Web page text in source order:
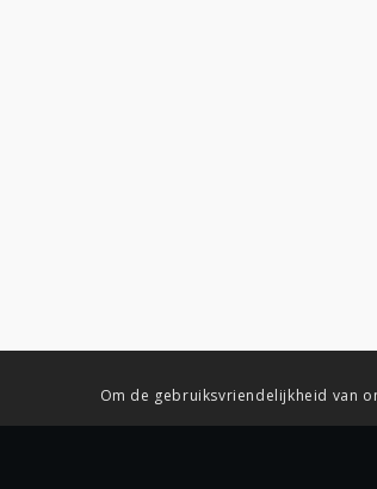
Om de gebruiksvriendelijkheid van